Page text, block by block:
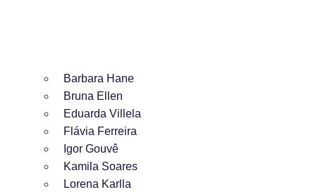
Barbara Hane
Bruna Ellen
Eduarda Villela
Flávia Ferreira
Igor Gouvê
Kamila Soares
Lorena Karlla